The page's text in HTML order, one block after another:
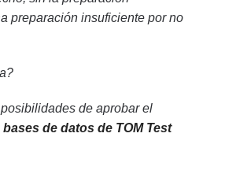
preparación insuficiente por no
de aprobar el
bases de datos de TOM Test